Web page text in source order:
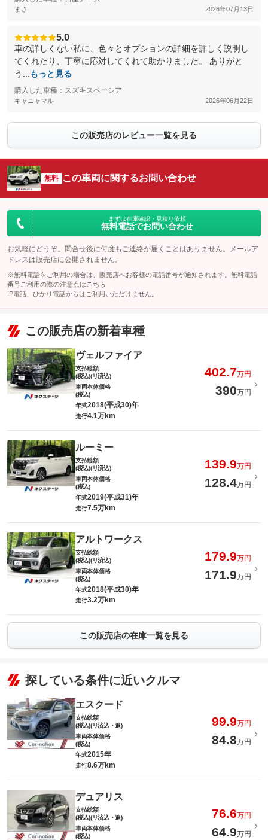
まさ 2026年07月13日
5.0
車の詳しくない私に、色々とオプションの詳細を詳しく説明し
てくれたり、丁寧に応対してくれて助かりました。 ありがと
う...
もっと見る
購入した車種：スズキスペーシア
キャニャマル 2026年06月22日
この販売店のレビュー一覧を見る
無料 この車両に関するお問い合わせ
まずは在庫確認・見積り依頼
無料電話でお問い合わせ
お気軽にどうぞ。問合せ後に何度もご連絡が届くことはありません。メールア
ドレスは販売店に公開されません。
※無料電話をご利用の場合は、販売店へお客様の電話番号が通知されます。無料電話
番号ご利用の際の注意点は こちら
IP電話、ひかり電話からはご利用いただけません。
この販売店の新着車種
ヴェルファイア
支払総額
(税込)(リ済込)
402.7万円
車両本体価格
(税込)
390万円
年式2018(平成30)年
走行4.1万km
ルーミー
支払総額
(税込)(リ済込)
139.9万円
車両本体価格
(税込)
128.4万円
年式2019(平成31)年
走行7.5万km
アルトワークス
支払総額
(税込)(リ済込)
179.9万円
車両本体価格
(税込)
171.9万円
年式2018(平成30)年
走行3.2万km
この販売店の在庫一覧を見る
探している条件に近いクルマ
エスクード
支払総額
(税込)(リ済込・追)
99.9万円
車両本体価格
(税込)
84.8万円
年式2015年
走行8.6万km
デュアリス
支払総額
(税込)(リ済込・追)
76.6万円
車両本体価格
(税込)
64.9万円